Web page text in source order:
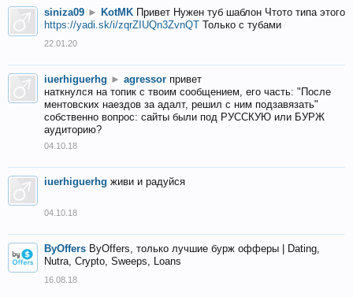
siniza09 ► KotMK Привет Нужен туб шаблон Чтото типа этого
https://yadi.sk/i/zqrZIUQn3ZvnQT Только с тубами
22.01.20
iuerhiguerhg ► agressor привет
наткнулся на топик с твоим сообщением, его часть: "После
ментовских наездов за адалт, решил с ним подзавязать"
собственно вопрос: сайты были под РУССКУЮ или БУРЖ
аудиторию?
04.10.18
iuerhiguerhg живи и радуйся
04.10.18
ByOffers ByOffers, только лучшие бурж офферы | Dating,
Nutra, Crypto, Sweeps, Loans
16.08.18